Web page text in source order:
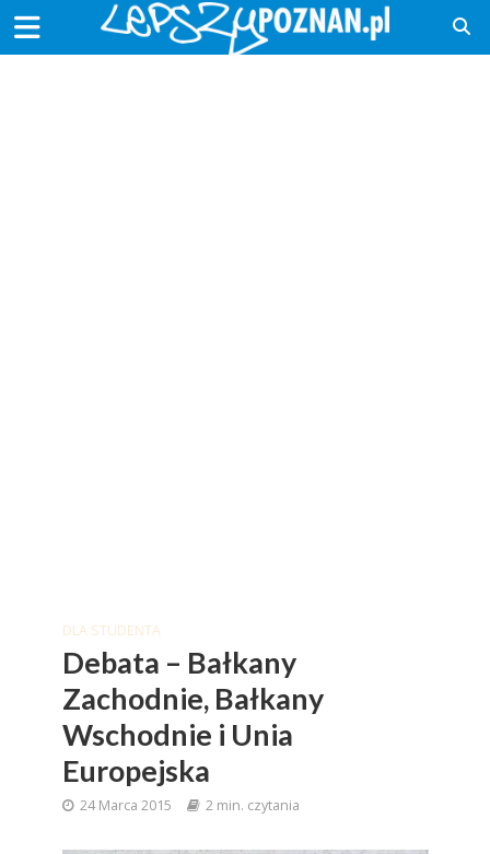
DLA STUDENTA
Debata – Bałkany
Zachodnie, Bałkany
Wschodnie i Unia
Europejska
24 Marca 2015 2 min. czytania